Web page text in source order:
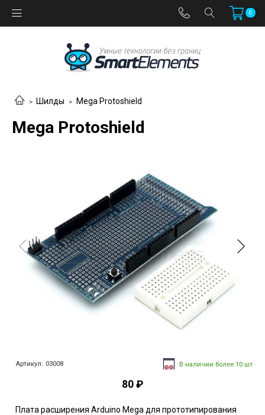
0
Шилды Mega Protoshield
Mega Protoshield
Артикул: 03008 В наличии более 10 шт
80 ₽
Плата расширения Arduino Mega для прототипирования